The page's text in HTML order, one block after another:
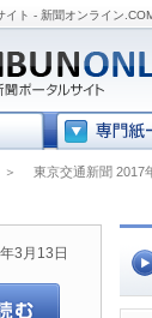
イト - 新聞オンライン
東京交通新聞 2017